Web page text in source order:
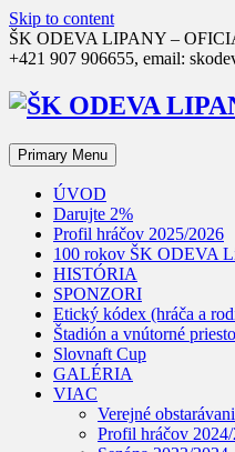
Skip to content
ŠK ODEVA LIPANY –
+421 907 906655, email:
Primary Menu
ÚVOD
Darujte 2%
Profil hráčov 2025/2026
100 rokov ŠK ODEVA
HISTÓRIA
SPONZORI
Etický kódex (hráča a
Štadión a vnútorné
Slovnaft Cup
GALÉRIA
VIAC
Verejné
Profil hráčov